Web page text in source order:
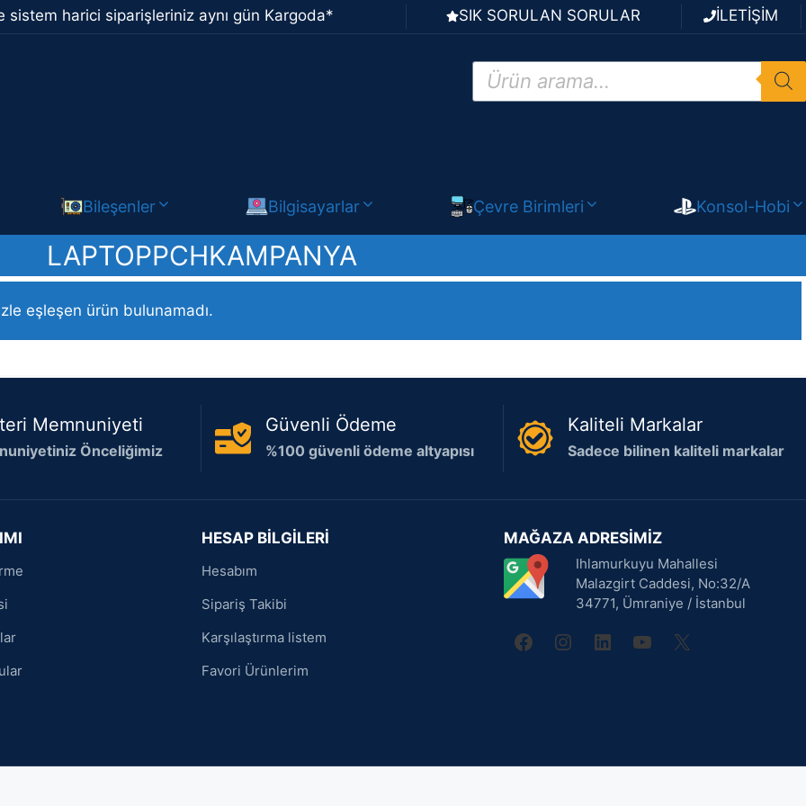
harici siparişleriniz aynı gün Kargoda* SIK SORULAN SORULAR İLETİŞİM
Products
search
Bileşenler Bilgisayarlar Çevre Birimleri Konsol-Hobi
LAPTOPPCHKAMPANYA
eşleşen ürün bulunamadı.
Memnuniyeti
Önceliğimiz
Güvenli Ödeme
%100 güvenli ödeme altyapısı
Kaliteli Markalar
Sadece bilinen kaliteli markalar
HESAP BİLGİLERİ
Hesabım
Sipariş Takibi
Karşılaştırma listem
Favori Ürünlerim
MAĞAZA ADRESİMİZ
Ihlamurkuyu Mahallesi
Malazgirt Caddesi, No:32/A
34771, Ümraniye / İstanbul
facebook
instagram
linkedinyoutube
X